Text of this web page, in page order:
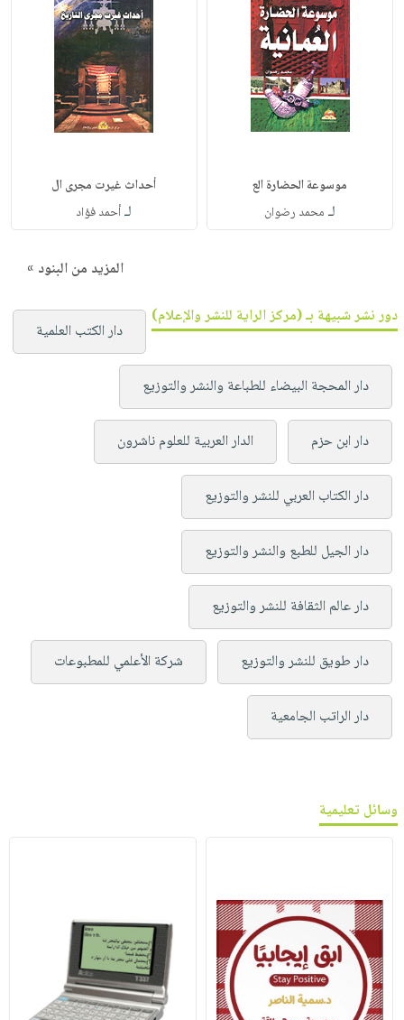
موسوعة الحضارة الع
لـ محمد رضوان
أحداث غيرت مجرى ال
لـأحمد فؤاد
المزيد من البنود »
دور نشر شبيهة بـ (مركز الراية للنشر والإعلام)
دار الكتب العلمية
دار المحجة البيضاء للطباعة والنشر والتوزيع
دار ابن حزم الدار العربية للعلوم ناشرون
دار الكتاب العربي للنشر والتوزيع
دار الجيل للطبع والنشر والتوزيع
دار عالم الثقافة للنشر والتوزيع
دار طويق للنشر والتوزيع شركة الأعلمي للمطبوعات
دار الراتب الجامعية
وسائل تعليمية